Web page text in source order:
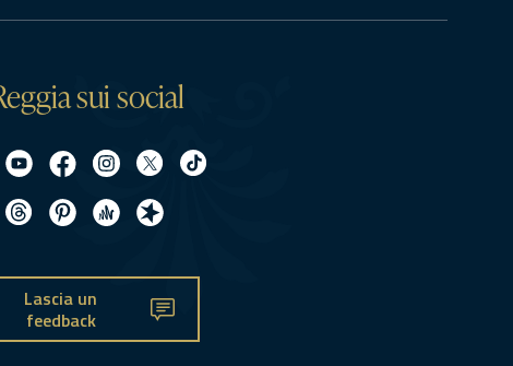
sui social
Lascia un
feedback